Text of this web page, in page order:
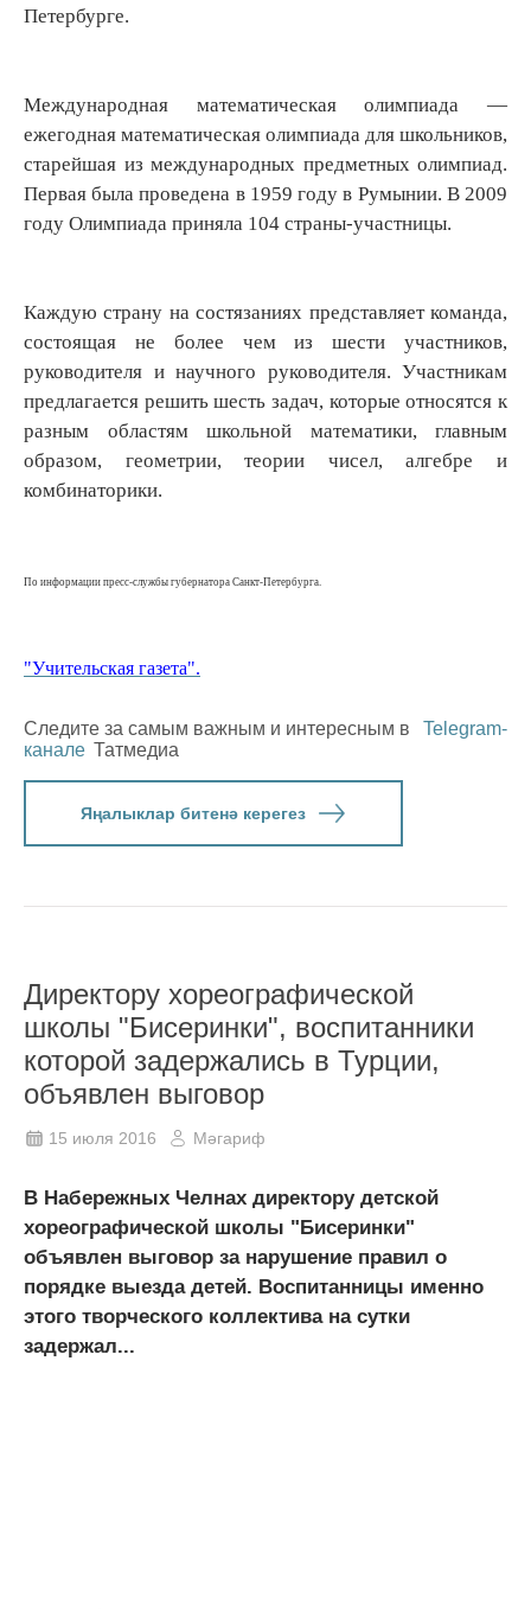
Петербурге.
Международная математическая олимпиада —
ежегодная математическая олимпиада для школьников,
старейшая из международных предметных олимпиад.
Первая была проведена в 1959 году в Румынии. В 2009
году Олимпиада приняла 104 страны-участницы.
Каждую страну на состязаниях представляет команда,
состоящая не более чем из шести участников,
руководителя и научного руководителя. Участникам
предлагается решить шесть задач, которые относятся к
разным областям школьной математики, главным
образом, геометрии, теории чисел, алгебре и
комбинаторики.
По информации пресс-службы губернатора Санкт-Петербурга.
"Учительская газета".
Следите за самым важным и интересным в
Telegram-
канале Татмедиа
Яңалыклар битенә керегез
Директору хореографической
школы "Бисеринки", воспитанники
которой задержались в Турции,
объявлен выговор
15 июля 2016 Мәгариф
В Набережных Челнах директору детской
хореографической школы "Бисеринки"
объявлен выговор за нарушение правил о
порядке выезда детей. Воспитанницы именно
этого творческого коллектива на сутки
задержал...